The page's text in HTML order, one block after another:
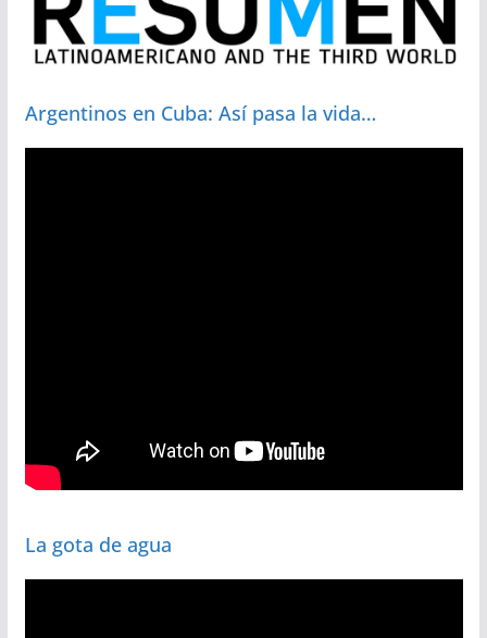
Argentinos en Cuba: Así pasa la vida…
La gota de agua